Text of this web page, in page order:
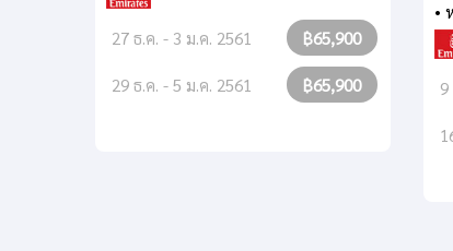
27 ธ.ค. - 3 ม.ค. 2561 ฿65,900
29 ธ.ค. - 5 ม.ค. 2561 ฿65,900
•